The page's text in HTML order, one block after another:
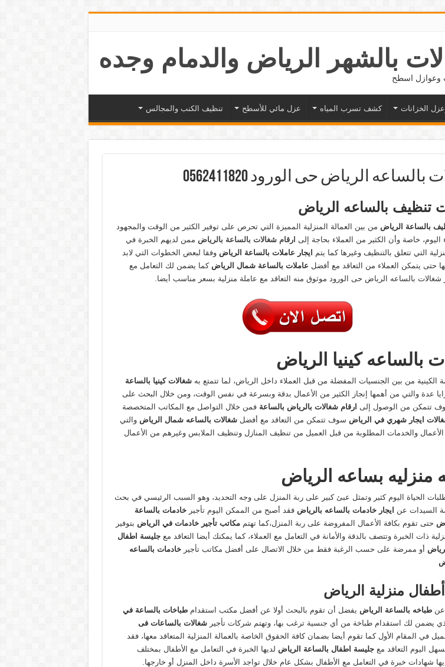
وعوازل اسطح
الخزانات كشف تسرب المياه عزل مائي للأسطح تنظيف الكنب والمجالس
الرياض حى الورود 0562411820
تنظيف بالساعه الرياض
بالساعة الرياض من بين العمالة المنزلية المميزة التي تحرص على توفير الكثير من الوقت والمجهود
اليوم، خاصة وأن الكثير من العملاء بحاجة إلى ارقام شغالات بالساعة بالرياض ممن لديهم الخبرة في
التي تتعلق بالتنظيف وغيرها كما يتم
ايجار عاملات بالساعة الرياضوفقا لبعض الخطوات التي لابد
حتى يتمكن العملاء من التعاقد مع أفضل عاملات بالساعة شمال الرياضكما يضمن لك التعامل مع
شغالات بالساعه الرياض حى الورود موثوق منه التعاقد مع عاملة منزلية بسعر مناسب أيضا.
بالساعه كينيا الرياض
الكينية من بين الجنسيات المفضلة من قبل العملاء داخل الرياض، لما تتمتع بهشغالات كينيا بالساعة
عدة والتي من أهمها إنجاز الكثير من الأعمال بدقة وبسرعة في نفس الوقت، ومن خلال البحث على
تتمكن من الوصول إلى ارقام شغالات بالرياض بالساعةفمن خلال التواصل مع المكاتب المتخصصة
ايجار شهري في الرياض سوف تتمكن من التعاقد مع أفضلشغالات بالساعه شمال الرياضوالتي
الأعمال والخدمات المطلوبة من قبل العميل من تنظيف المنازل وتنظيف الملابس وغيرهم من الأعمال
منزليه بساعه الرياض
الحياة اليوم كثير وتمثل عبئ كبير على ربة المنزل على وجه التحديد، وهو السبب الرئيسي في بحث
السيدات عن
ايجار خادمات بالساعه بالرياضفقد أصبح من الممكن اليوم تأجيرخادمات بالساعة
حتى تقوم بكافة الأعمال المفروضة على ربة المنزل،كما تهتممكاتب تأجير خادمات في الرياض بتوفير
ذات الخبرة وتتصف بالدقة والأمانة في التعامل مع العملاء، كما يمكنك أيضا التعاقد معجليسة اطفال
أو ممرضة على حسب الرغبة فقط من خلال الاتصال على أفضل مكاتب تأجيرخادمات بالساعه
منزلية الرياض
عنطباخه بالساعة الرياض يفضل أن تقوم بالبحث أولا عن أفضل مكتب استقدامطباخات بالساعة في
يضمن لك استقدام طباخة من أي جنسية ترغب بها، وتهتم شركات تأجيرشغالات بالساعات فى
في المقام الأول كما تقوم أيضا بضمان كافة الحقوق الخاصة بالعمالة المنزلية المتعاقد معها، فقد
اليوم التعاقد معجليسة اطفال بالساعة الرياض لديها الخبرة في التعامل مع الأطفال بمختلف
شهادات خبرة في التعامل مع الأطفال بشكل عام خلال تواجد الأسرة داخل المنزل أو خارجها.